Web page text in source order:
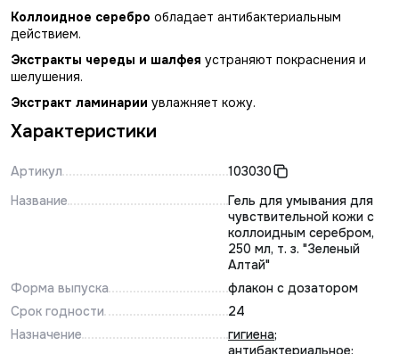
Коллоидное серебро обладает антибактериальным
действием.
Экстракты череды и шалфея устраняют покраснения и
шелушения.
Экстракт ламинарии увлажняет кожу.
Характеристики
Артикул
103030
Название
Гель для умывания для
чувствительной кожи с
коллоидным серебром,
250 мл, т. з. "Зеленый
Алтай"
Форма выпуска
флакон с дозатором
Срок годности
24
Назначение
гигиена;
антибактериальное;